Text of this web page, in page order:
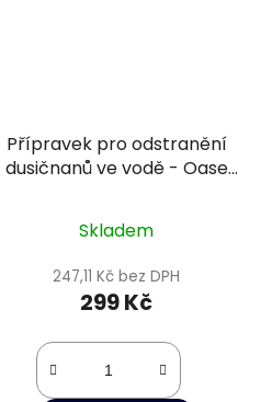
Přípravek pro odstranění
dusičnanů ve vodě - Oase
Skladem
247,11 Kč bez DPH
299 Kč